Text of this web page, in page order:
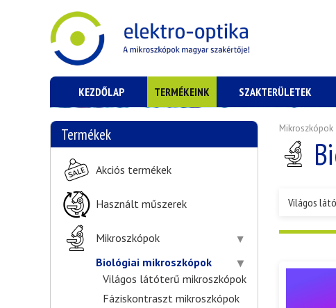
KEZDŐLAP TERMÉKEINK SZAKTERÜLETEK
Termékek
Akciós termékek
Használt műszerek
Mikroszkópok
Biológiai mikroszkópok
Világos látóterű mikroszkópok
Fáziskontraszt mikroszkópok
Mikroszkópok
Világos